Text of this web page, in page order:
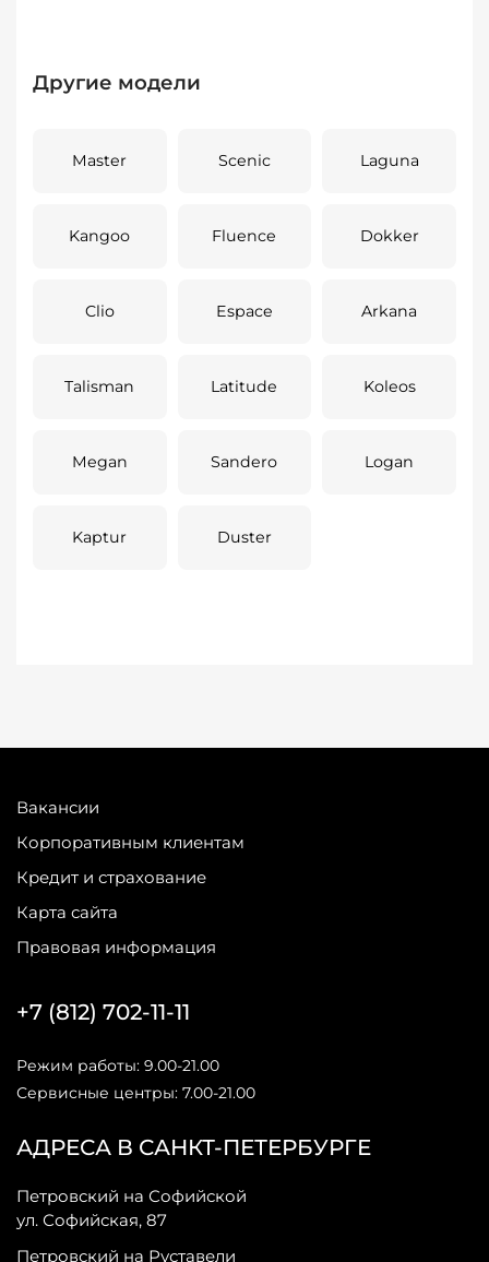
Другие модели
Master Scenic Laguna
Kangoo Fluence Dokker
Clio Espace Arkana
Talisman Latitude Koleos
Megan Sandero Logan
Kaptur Duster
Вакансии
Корпоративным клиентам
Кредит и страхование
Карта сайта
Правовая информация
АДРЕСА В САНКТ-ПЕТЕРБУРГЕ
Петровский на Софийской
ул. Софийская, 87
Петровский на Руставели
+7 (812) 702-11-11
Режим работы: 9.00-21.00
Сервисные центры: 7.00-21.00